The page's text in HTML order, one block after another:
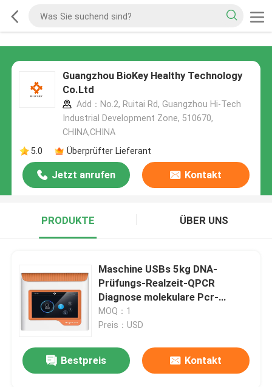
Guangzhou BioKey Healthy Technology
Co.Ltd
Add：No.2, Ruitai Rd, Guangzhou Hi-Tech
Industrial Development Zone, 510670,
CHINA,CHINA
5.0
Überprüfter Lieferant
Jetzt anrufen Kontakt
PRODUKTE ÜBER UNS
Maschine USBs 5kg DNA-
Prüfungs-Realzeit-QPCR
Diagnose molekulare Pcr-
Maschine
MOQ：1
Preis：USD
Bestpreis Kontakt